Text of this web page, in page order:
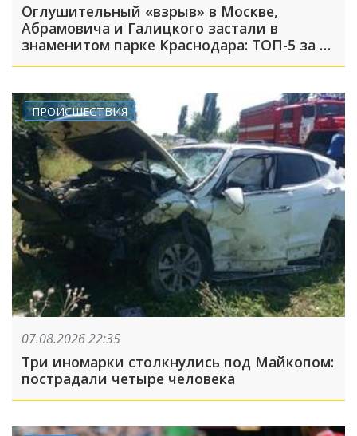
Оглушительный «взрыв» в Москве,
Абрамовича и Галицкого застали в
знаменитом парке Краснодара: ТОП-5 за 7
ПРОИСШЕСТВИЯ
07.08.2026 22:35
Три иномарки столкнулись под Майкопом:
пострадали четыре человека